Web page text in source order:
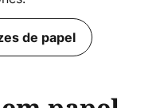
de papel